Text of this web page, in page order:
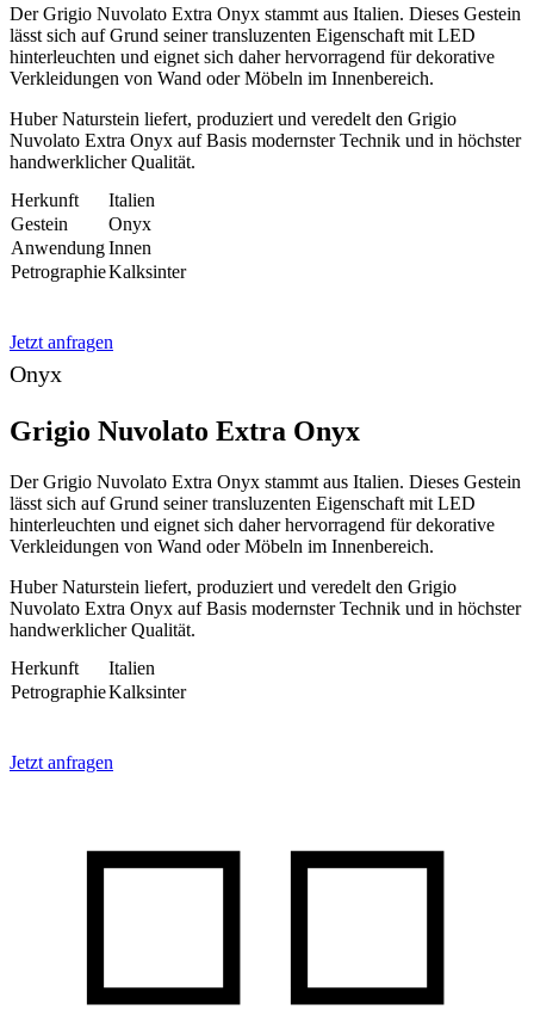
Der Grigio Nuvolato Extra Onyx stammt aus Italien. Dieses Gestein
lässt sich auf Grund seiner transluzenten Eigenschaft mit LED
hinterleuchten und eignet sich daher hervorragend für dekorative
Verkleidungen von Wand oder Möbeln im Innenbereich.
Huber Naturstein liefert, produziert und veredelt den Grigio
Nuvolato Extra Onyx auf Basis modernster Technik und in höchster
handwerklicher Qualität.
Herkunft
Italien
Gestein
Onyx
AnwendungInnen
PetrographieKalksinter
Jetzt anfragen
Onyx
Grigio Nuvolato Extra Onyx
Der Grigio Nuvolato Extra Onyx stammt aus Italien. Dieses Gestein
lässt sich auf Grund seiner transluzenten Eigenschaft mit LED
hinterleuchten und eignet sich daher hervorragend für dekorative
Verkleidungen von Wand oder Möbeln im Innenbereich.
Huber Naturstein liefert, produziert und veredelt den Grigio
Nuvolato Extra Onyx auf Basis modernster Technik und in höchster
handwerklicher Qualität.
Herkunft
Italien
PetrographieKalksinter
Jetzt anfragen